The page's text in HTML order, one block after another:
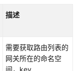
描述
需要获取路由列表的
网关所在的命名空
间，key